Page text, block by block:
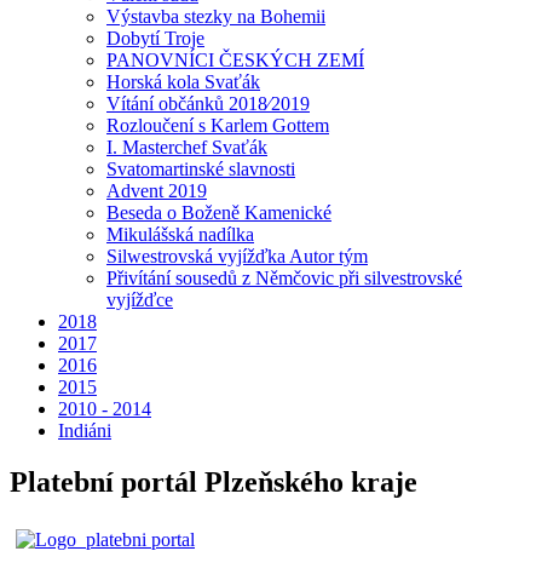
Výstavba stezky na Bohemii
Dobytí Troje
PANOVNÍCI ČESKÝCH ZEMÍ
Horská kola Svaťák
Vítání občánků 2018⁄2019
Rozloučení s Karlem Gottem
I. Masterchef Svaťák
Svatomartinské slavnosti
Advent 2019
Beseda o Boženě Kamenické
Mikulášská nadílka
Silwestrovská vyjížďka Autor tým
Přivítání sousedů z Němčovic při silvestrovské
vyjížďce
2018
2017
2016
2015
2010 - 2014
Indiáni
Platební portál Plzeňského kraje